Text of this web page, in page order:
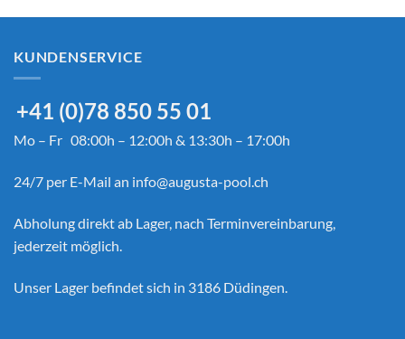
KUNDENSERVICE
+41 (0)78 850 55 01
Mo – Fr 08:00h – 12:00h & 13:30h – 17:00h
24/7 per E-Mail an info@augusta-pool.ch
Abholung direkt ab Lager, nach Terminvereinbarung,
jederzeit möglich.
Unser Lager befindet sich in 3186 Düdingen.